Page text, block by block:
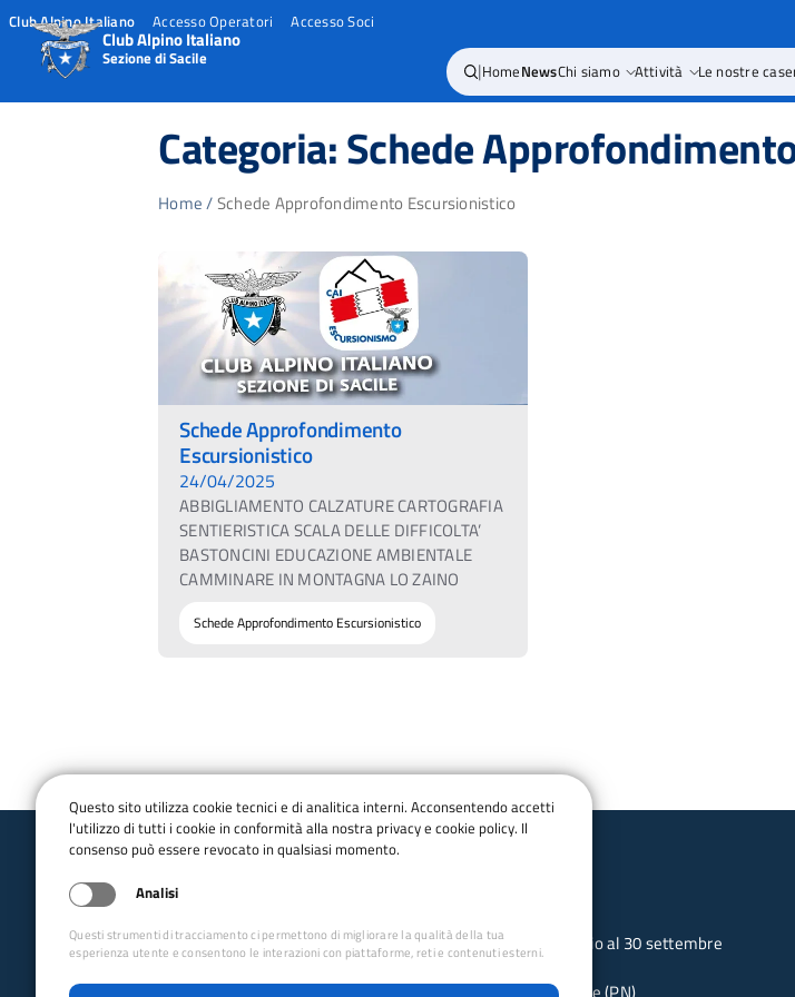
Club Alpino Italiano Accesso Operatori Accesso Soci
Club Alpino Italiano
Sezione di Sacile |HomeNewsChi siamo Attività Le nostre
Categoria:Schede
Home/Schede Approfondimento Escursionistico
Schede Approfondimento
Escursionistico
24/04/2025
ABBIGLIAMENTO CALZATURE CARTOGRAFIA
SENTIERISTICA SCALA DELLE DIFFICOLTA’
BASTONCINI EDUCAZIONE AMBIENTALE
CAMMINARE IN MONTAGNA LO ZAINO
Schede Approfondimento Escursionistico
Apertura Sede: giovedì dalle 20:30 alle 22:00 e dal 1° febbraio al 30 settembre
anche il martedì dalle 20:30 alle 22:00.
Questo sito utilizza cookie tecnici e di analitica interni. Acconsentendo accetti
l'utilizzo di tutti i cookie in conformità alla nostra privacy e cookie policy. Il
consenso può essere revocato in qualsiasi momento.
Analisi
Questi strumenti di tracciamento ci permettono di migliorare la qualità della tua
esperienza utente e consentono le interazioni con piattaforme, reti e contenuti esterni.